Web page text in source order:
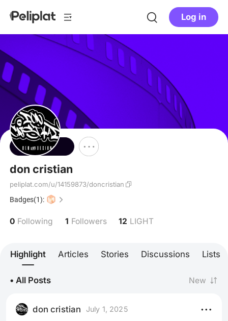
Log in
Follow
don cristian
peliplat.com/u/14159873/doncristian
Badges(1):
0 Following 1 Followers 12 LIGHT
Highlight Articles Stories Discussions Lists
• All Posts New
don cristian July 1, 2025